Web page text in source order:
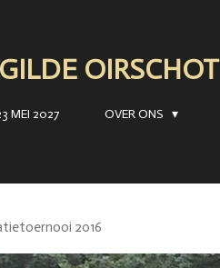
OIRSCHOT
MEI 2027 OVER ONS
2016